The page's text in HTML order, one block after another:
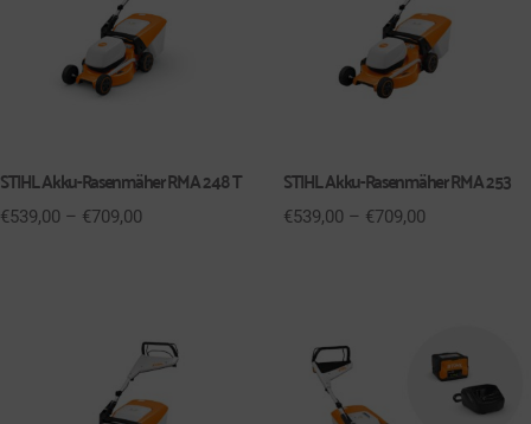
STIHL Akku-Rasenmäher RMA 248 T
€539,00 – €709,00
STIHL Akku-Rasenmäher RMA 253
€539,00 – €709,00